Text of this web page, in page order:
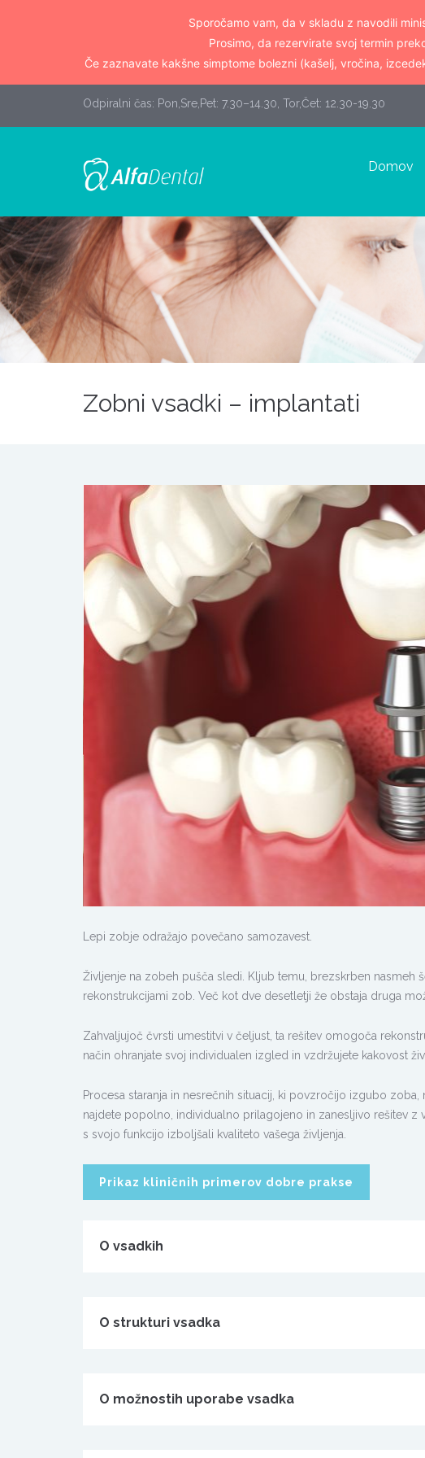
Odpiralni čas: Pon,Sre,Pet: 7.30–14.30, Tor,Čet: 12.30-19.30
Domov
Zobni vsadki – implantati
Lepi zobje odražajo povečano samozavest.
Življenje na zobeh pušča sledi. Kljub temu, brezskrben nasmeh
rekonstrukcijami zob. Več kot dve desetletji že obstaja druga
Zahvaljujoč čvrsti umestitvi v čeljust, ta rešitev omogoča
način ohranjate svoj individualen izgled in vzdržujete kakovost
Procesa staranja in nesrečnih situacij, ki povzročijo izgubo
najdete popolno, individualno prilagojeno in zanesljivo rešitev
s svojo funkcijo izboljšali kvaliteto vašega življenja.
Prikaz kliničnih primerov dobre prakse
O vsadkih
O strukturi vsadka
O možnostih uporabe vsadka
Sporočamo vam, da v skladu z navodili
Prosimo, da rezervirate svoj termin
Če zaznavate kakšne simptome bolezni (kašelj, vročina,